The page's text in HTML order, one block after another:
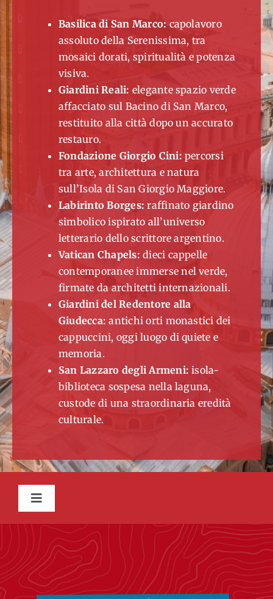
Basilica di San Marco: capolavoro
assoluto della Serenissima, tra
mosaici dorati, spiritualità e potenza
visiva.
Giardini Reali: elegante spazio verde
affacciato sul Bacino di San Marco,
restituito alla città dopo un accurato
restauro.
Fondazione Giorgio Cini: percorsi
tra arte, architettura e natura
sull’Isola di San Giorgio Maggiore.
Labirinto Borges: raffinato giardino
simbolico ispirato all’universo
letterario dello scrittore argentino.
Vatican Chapels: dieci cappelle
contemporanee immerse nel verde,
firmate da architetti internazionali.
Giardini del Redentore alla
Giudecca: antichi orti monastici dei
cappuccini, oggi luogo di quiete e
memoria.
San Lazzaro degli Armeni: isola-
biblioteca sospesa nella laguna,
custode di una straordinaria eredità
culturale.
Toggle
INTRODUZIONE
GALLERY